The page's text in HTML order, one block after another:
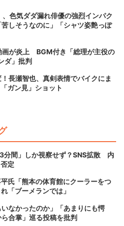
色気ダダ漏れ俳優の強烈インパク
しそうなのに」「シャツ姿艶っぽ
画が炎上 BGM付き「総理が主役の
ダ」批判
長瀬智也、真剣表情でバイクにま
ガン見」ショット
分間」しか視察せず？SNS拡散 内
定
氏「熊本の体育館にクーラーをつ
「ブーメランでは」
なかったのか」「あまりにも愕
合掌」巡る投稿を批判